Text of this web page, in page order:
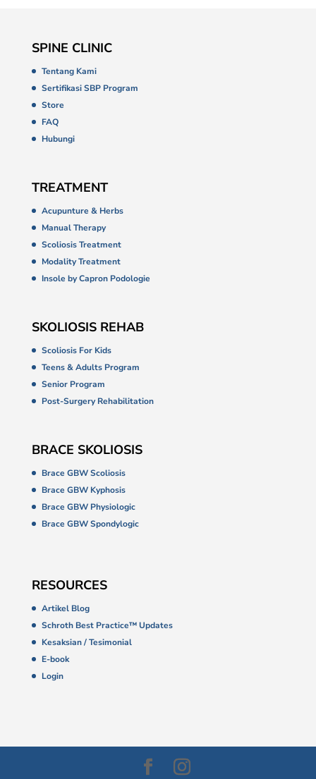
SPINE CLINIC
Tentang Kami
Sertifikasi SBP Program
Store
FAQ
Hubungi
TREATMENT
Acupunture & Herbs
Manual Therapy
Scoliosis Treatment
Modality Treatment
Insole by Capron Podologie
SKOLIOSIS REHAB
Scoliosis For Kids
Teens & Adults Program
Senior Program
Post-Surgery Rehabilitation
BRACE SKOLIOSIS
Brace GBW Scoliosis
Brace GBW Kyphosis
Brace GBW Physiologic
Brace GBW Spondylogic
RESOURCES
Artikel Blog
Schroth Best Practice™ Updates
Kesaksian / Tesimonial
E-book
Login